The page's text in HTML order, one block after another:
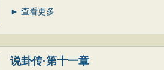
► 查看更多
说卦传·第十一章